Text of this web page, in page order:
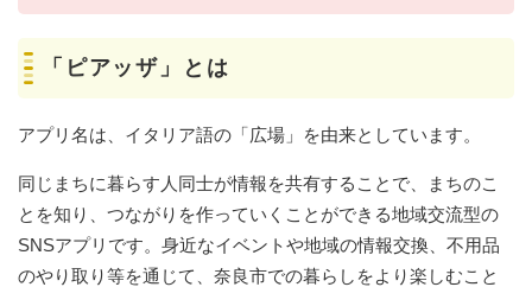
「ピアッザ」とは
アプリ名は、イタリア語の「広場」を由来としています。
同じまちに暮らす人同士が情報を共有することで、まちのこ
とを知り、つながりを作っていくことができる地域交流型の
SNSアプリです。身近なイベントや地域の情報交換、不用品
のやり取り等を通じて、奈良市での暮らしをより楽しむこと